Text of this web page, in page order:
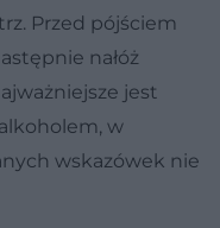
Przed pójściem
nałóż
jest
w
wskazówek nie